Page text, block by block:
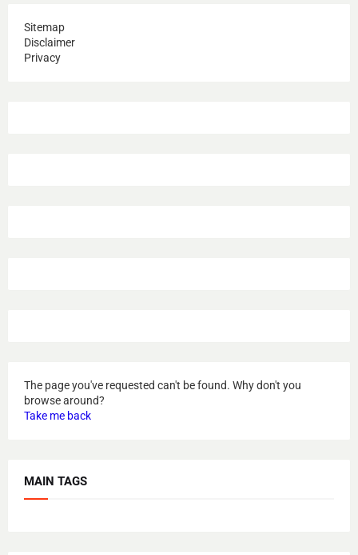
Sitemap
Disclaimer
Privacy
The page you've requested can't be found. Why don't you
browse around?
Take me back
MAIN TAGS